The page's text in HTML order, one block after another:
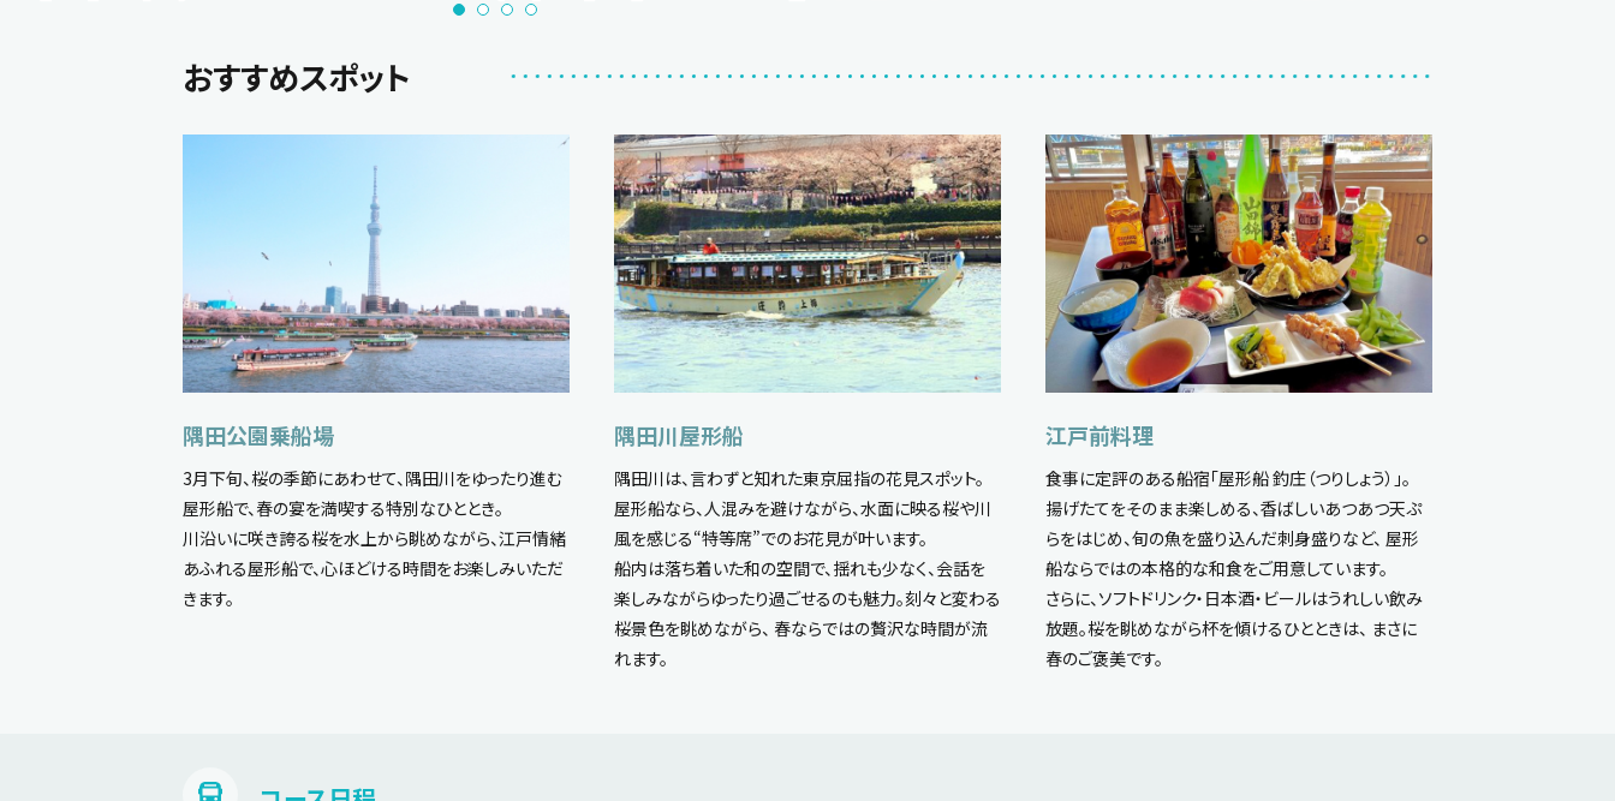
おすすめスポット
隅田公園乗船場
3月下旬、桜の季節にあわせて、隅田川をゆったり進む
屋形船で、春の宴を満喫する特別なひととき。
川沿いに咲き誇る桜を水上から眺めながら、江戸情緒
あふれる屋形船で、心ほどける時間をお楽しみいただ
きます。
隅田川屋形船
隅田川は、言わずと知れた東京屈指の花見スポット。
屋形船なら、人混みを避けながら、水面に映る桜や川
風を感じる“特等席”でのお花見が叶います。
船内は落ち着いた和の空間で、揺れも少なく、会話を
楽しみながらゆったり過ごせるのも魅力。刻々と変わる
桜景色を眺めながら、 春ならではの贅沢な時間が流
れます。
江戸前料理
食事に定評のある船宿「屋形船 釣庄（つりしょう）」。
揚げたてをそのまま楽しめる、香ばしいあつあつ天ぷ
らをはじめ、旬の魚を盛り込んだ刺身盛りなど、 屋形
船ならではの本格的な和食をご用意しています。
さらに、ソフトドリンク・日本酒・ビールはうれしい飲み
放題。桜を眺めながら杯を傾けるひとときは、 まさに
春のご褒美です。